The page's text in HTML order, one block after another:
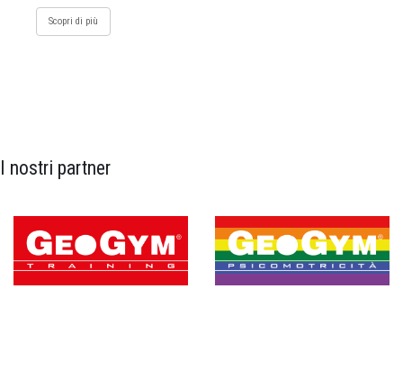
Scopri di più
I nostri partner